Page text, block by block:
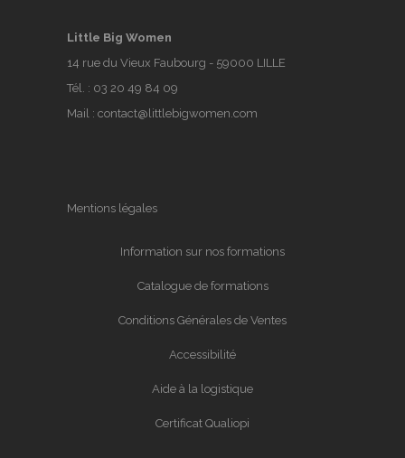
Little Big Women
14 rue du Vieux Faubourg - 59000 LILLE
Tél. : 03 20 49 84 09
Mail : contact@littlebigwomen.com
Mentions légales
Information sur nos formations
Catalogue de formations
Conditions Générales de Ventes
Accessibilité
Aide à la logistique
Certificat Qualiopi